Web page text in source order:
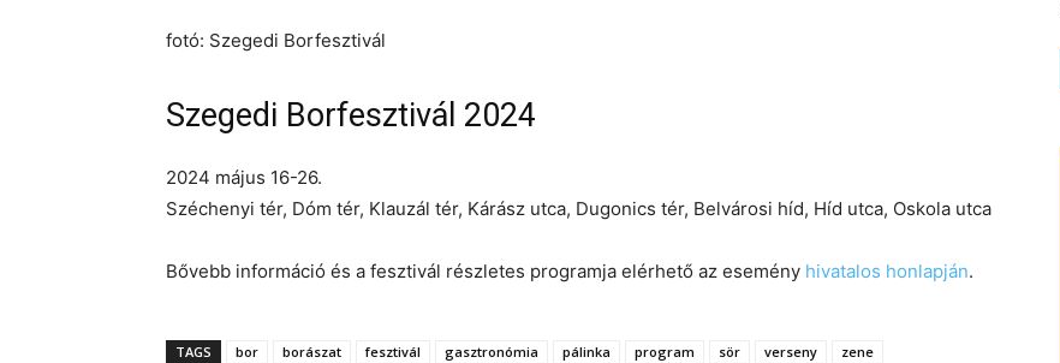
fotó: Szegedi Borfesztivál
Szegedi Borfesztivál 2024
2024 május 16-26.
Széchenyi tér, Dóm tér, Klauzál tér, Kárász utca, Dugonics tér, Belvárosi híd, Híd utca, Oskola utca
Bővebb információ és a fesztivál részletes programja elérhető az esemény hivatalos honlapján.
TAGS bor borászat fesztivál gasztronómia pálinka program sör verseny zene